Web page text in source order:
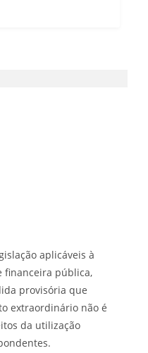
aplicáveis à
financeira pública,
provisória que
extraordinário não é
da utilização